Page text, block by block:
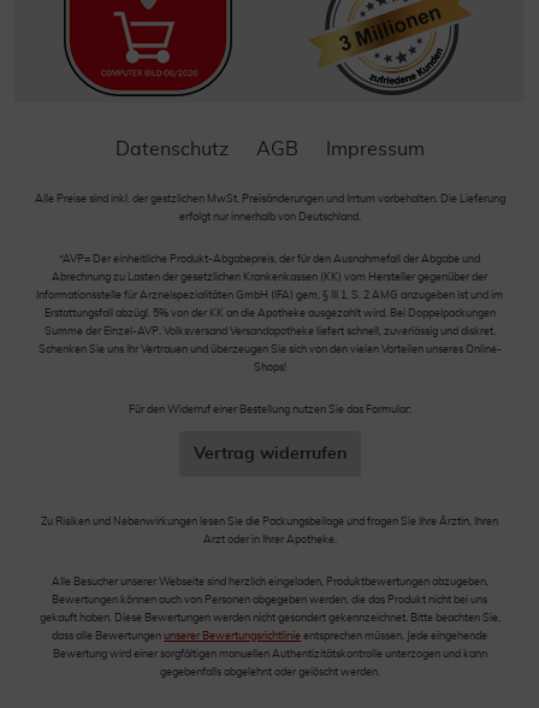
Datenschutz AGB Impressum
Alle Preise sind inkl. der gestzlichen MwSt. Preisänderungen und Irrtum vorbehalten. Die Lieferung
erfolgt nur innerhalb von Deutschland.
*AVP= Der einheitliche Produkt-Abgabepreis, der für den Ausnahmefall der Abgabe und
Abrechnung zu Lasten der gesetzlichen Krankenkassen (KK) vom Hersteller gegenüber der
Informationsstelle für Arzneispezialitäten GmbH (IFA) gem. § III 1, S. 2 AMG anzugeben ist und im
Erstattungsfall abzügl. 5% von der KK an die Apotheke ausgezahlt wird. Bei Doppelpackungen
Summe der Einzel-AVP. Volksversand Versandapotheke liefert schnell, zuverlässig und diskret.
Schenken Sie uns Ihr Vertrauen und überzeugen Sie sich von den vielen Vorteilen unseres Online-
Shops!
Für den Widerruf einer Bestellung nutzen Sie das Formular:
Vertrag widerrufen
Zu Risiken und Nebenwirkungen lesen Sie die Packungsbeilage und fragen Sie Ihre Ärztin, Ihren
Arzt oder in Ihrer Apotheke.
Alle Besucher unserer Webseite sind herzlich eingeladen, Produktbewertungen abzugeben.
Bewertungen können auch von Personen abgegeben werden, die das Produkt nicht bei uns
gekauft haben. Diese Bewertungen werden nicht gesondert gekennzeichnet. Bitte beachten Sie,
dass alle Bewertungen unserer Bewertungsrichtlinie entsprechen müssen. Jede eingehende
Bewertung wird einer sorgfältigen manuellen Authentizitätskontrolle unterzogen und kann
gegebenfalls abgelehnt oder gelöscht werden.